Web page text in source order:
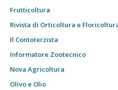
Frutticoltura
Rivista di Orticoltura e
Il Contoterzista
Informatore Zootecnico
Nova Agricoltura
Olivo e Olio